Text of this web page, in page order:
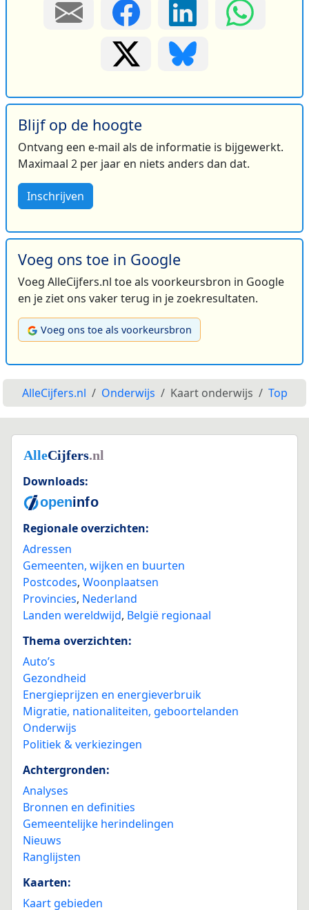
Blijf op de hoogte
Ontvang een e-mail als de informatie is bijgewerkt.
Maximaal 2 per jaar en niets anders dan dat.
Inschrijven
Voeg ons toe in Google
Voeg AlleCijfers.nl toe als voorkeursbron in Google
en je ziet ons vaker terug in je zoekresultaten.
Voeg ons toe als voorkeursbron
AlleCijfers.nl Onderwijs Kaart onderwijs Top
Downloads:
Regionale overzichten:
Adressen
Gemeenten, wijken en buurten
Postcodes, Woonplaatsen
Provincies, Nederland
Landen wereldwijd, België regionaal
Thema overzichten:
Auto’s
Gezondheid
Energieprijzen en energieverbruik
Migratie, nationaliteiten, geboortelanden
Onderwijs
Politiek & verkiezingen
Achtergronden:
Analyses
Bronnen en definities
Gemeentelijke herindelingen
Nieuws
Ranglijsten
Kaarten:
Kaart gebieden